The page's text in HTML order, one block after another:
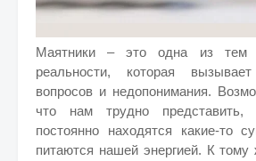
Маятники – это одна из тем
реальности, которая
вопросов и недопонимания.
что нам трудно представить,
постоянно находятся какие-то
питаются нашей энергией. К